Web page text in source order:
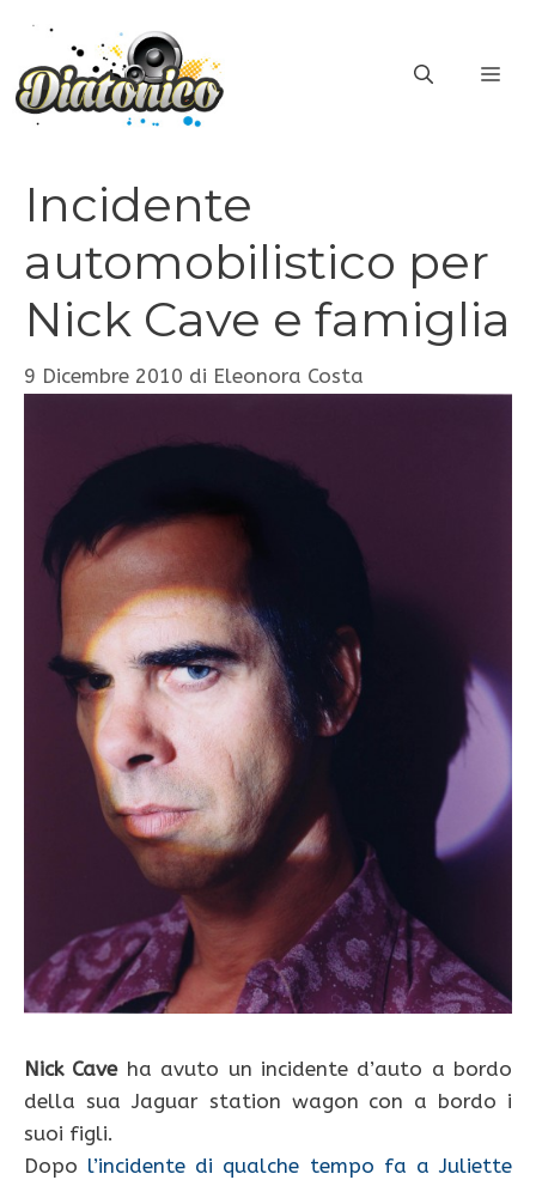
contenuto
Incidente
automobilistico per
Nick Cave e famiglia
9 Dicembre 2010 di Eleonora Costa
Nick Caveha avuto un incidente d’auto a bordo
della sua Jaguar station wagon con a bordo i
suoi figli.
Dopo l’incidente di qualche tempo fa a Juliette